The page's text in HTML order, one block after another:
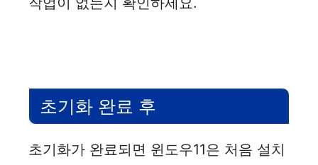
초기화 완료 후
초기화가 완료되면 윈도우11은 처음 설치